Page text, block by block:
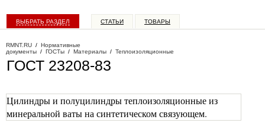
ВЫБРАТЬ РАЗДЕЛ СТАТЬИ ТОВАРЫ
RMNT.RU / Нормативные
документы / ГОСТы / Материалы / Теплоизоляционные
ГОСТ 23208-83
Цилиндры и полуцилиндры теплоизоляционные из
минеральной ваты на синтетическом связующем.